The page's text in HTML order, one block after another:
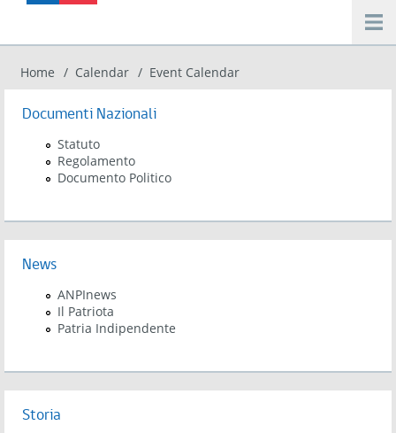
Salta al contenuto principale
Tu sei qui
Home Calendar Event Calendar
Documenti Nazionali
Statuto
Regolamento
Documento Politico
News
ANPInews
Il Patriota
Patria Indipendente
Storia